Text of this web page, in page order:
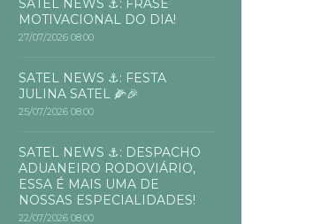
SATEL NEWS ⚓: FRASE
MOTIVACIONAL DO DIA!
27/07/2026 08:00
SATEL NEWS ⚓: FESTA
JULINA SATEL 🌽🎉
25/07/2026 08:00
SATEL NEWS ⚓: DESPACHO
ADUANEIRO RODOVIÁRIO,
ESSA É MAIS UMA DE
NOSSAS ESPECIALIDADES!
22/07/2026 08:00